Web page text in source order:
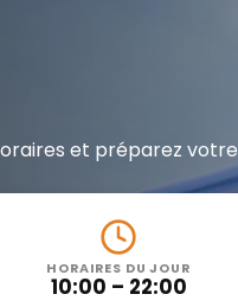
et préparez votre
HORAIRES DU JOUR
10:00 – 22:00